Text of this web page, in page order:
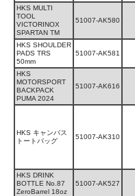
HKS MULTI
TOOL
VICTORINOX
SPARTAN TM
51007-AK580
HKS SHOULDER
PADS TRS
50mm
51007-AK581
HKS
MOTORSPORT
BACKPACK
PUMA 2024
51007-AK616
HKS キャンバス
トートバッグ
51007-AK310
HKS DRINK
BOTTLE No.87
ZeroBarrel 18oz
51007-AK527